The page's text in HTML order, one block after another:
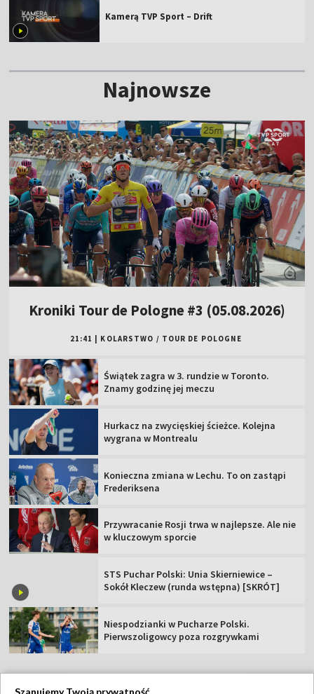
Kamerą TVP Sport – Drift
Najnowsze
Kroniki Tour de Pologne #3 (05.08.2026)
21:41 KOLARSTWO / TOUR DE POLOGNE
Świątek zagra w 3. rundzie w Toronto.
Znamy godzinę jej meczu
Hurkacz na zwycięskiej ścieżce. Kolejna
wygrana w Montrealu
Konieczna zmiana w Lechu. To on zastąpi
Frederiksena
Przywracanie Rosji trwa w najlepsze. Ale nie
w kluczowym sporcie
STS Puchar Polski: Unia Skierniewice –
Sokół Kleczew (runda wstępna) [SKRÓT]
Niespodzianki w Pucharze Polski.
Pierwszoligowcy poza rozgrywkami
Szanujemy Twoją prywatność